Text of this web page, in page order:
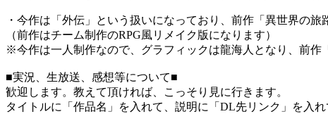
・今作は「外伝」という扱いになっており、前作「異世界の
（前作はチーム制作のRPG風リメイク版になります）
※今作は一人制作なので、グラフィックは龍海人となり、前作
■実況、生放送、感想等について■
歓迎します。教えて頂ければ、こっそり見に行きます。
タイトルに「作品名」を入れて、説明に「DL先リンク」を入れ